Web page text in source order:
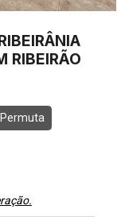
RIBEIRÃO
Permuta